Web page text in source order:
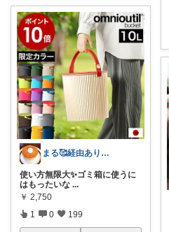
まる🥰経由ありがとうございます💕✨
使い方無限大✨️ゴミ箱に使うに
はもったいな ...
￥ 2,750
1 0 199